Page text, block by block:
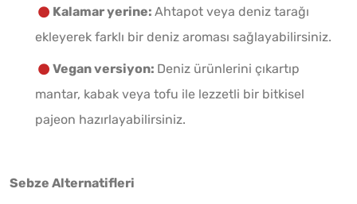
Kalamar yerine: Ahtapot veya deniz tarağı
ekleyerek farklı bir deniz aroması sağlayabilirsiniz.
Vegan versiyon: Deniz ürünlerini çıkartıp
mantar, kabak veya tofu ile lezzetli bir bitkisel
pajeon hazırlayabilirsiniz.
Sebze Alternatifleri